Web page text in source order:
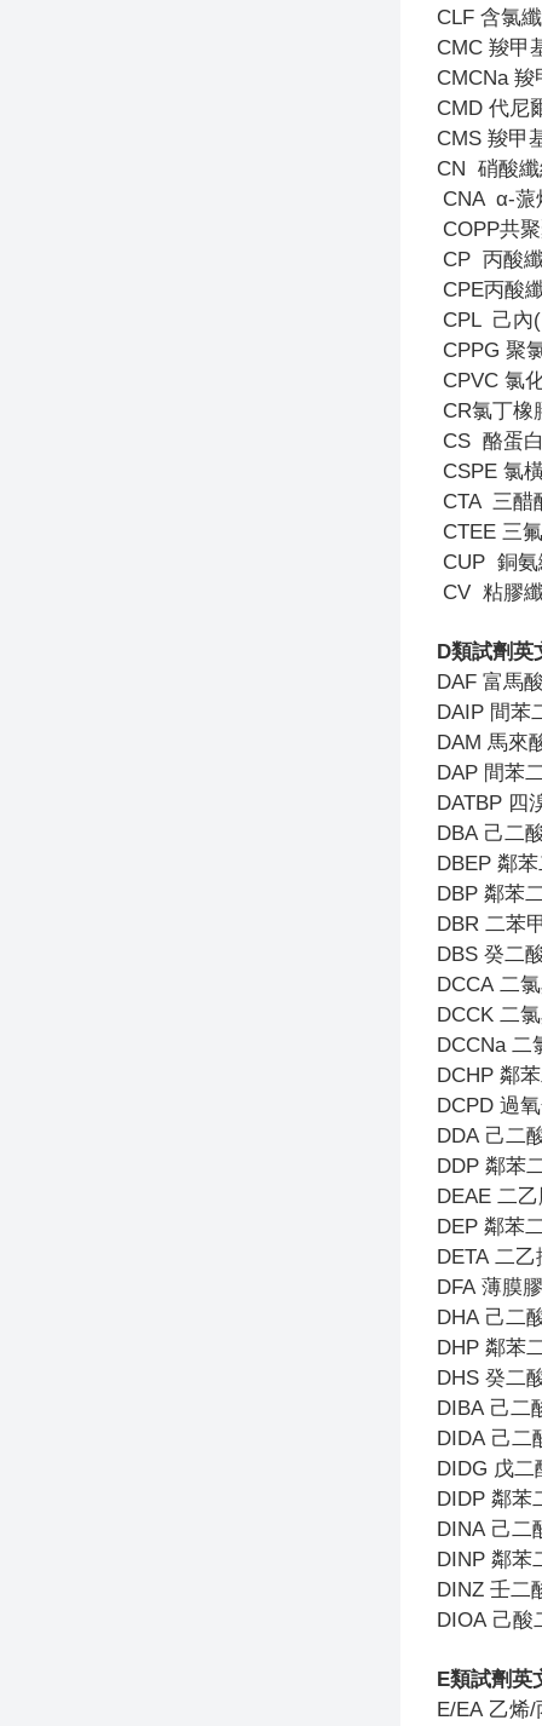
CLF 含氯
CMC 羧甲
CMCNa 羧
CMD 代尼
CMS 羧甲
CN 硝酸
CNA α-蒎
COPP共
CP 丙酸
CPE丙酸
CPL 己內
CPPG 聚
CPVC 氯
CR氯丁橡
CS 酪蛋
CSPE 氯
CTA 三醋
CTEE 三
CUP 銅
CV 粘膠
D類試劑英
DAF 富馬
DAIP 間苯
DAM 馬來
DAP 間苯
DATBP 四
DBA 己二
DBEP 鄰
DBP 鄰苯
DBR 二苯
DBS 癸二
DCCA 二
DCCK 二
DCCNa 二
DCHP 鄰
DCPD 過
DDA 己二
DDP 鄰苯
DEAE 二
DEP 鄰苯
DETA 二乙
DFA 薄膜
DHA 己二
DHP 鄰苯
DHS 癸二
DIBA 己二
DIDA 己二
DIDG 戊二
DIDP 鄰苯
DINA 己二
DINP 鄰苯
DINZ 壬二
DIOA 己酸
E類試劑英
E/EA 乙烯/